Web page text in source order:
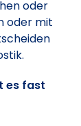
oder
oder mit
es fast